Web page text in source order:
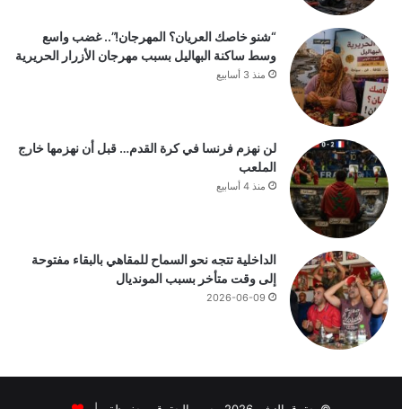
“شنو خاصك العريان؟ المهرجان!”.. غضب واسع
وسط ساكنة البهاليل بسبب مهرجان الأزرار الحريرية
منذ 3 أسابيع
لن نهزم فرنسا في كرة القدم… قبل أن نهزمها خارج
الملعب
منذ 4 أسابيع
الداخلية تتجه نحو السماح للمقاهي بالبقاء مفتوحة
إلى وقت متأخر بسبب المونديال
2026-06-09